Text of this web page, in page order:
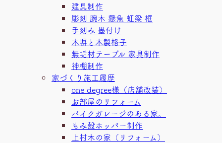
建具制作
彫刻 腕木 懸魚 虹梁 框
手刻み 墨付け
木塀と木製格子
無垢材テーブル 家具制作
神棚制作
家づくり施工履歴
one degree様（店舗改装）
お部屋のリフォーム
バイクガレージのある家。
もみ殻ホッパー制作
上村木の家（リフォーム）